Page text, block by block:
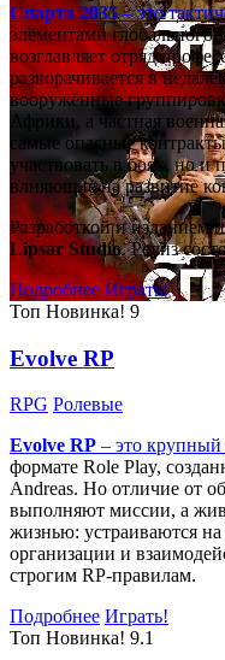
Спарта 2035– это
элементами глобального
возглавляет отряд
разворачивается в
вооружённые
Африки, а частная
самые опасные
участвовать в боях, но и
влияющие на развитие
Разработкой и изданием
Lipsar Studio. Релиз
Подробнее Играть!
Топ Новинка! 9
Evolve RP
RPG Ролевые
Evolve RP – это
формате Role Play,
Andreas. Но отличие от
выполняют миссии, а
жизнью: устраиваются на
организации и
строгим RP-правилам.
Подробнее Играть!
Топ Новинка! 9.1